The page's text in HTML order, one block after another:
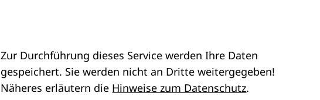
Zur Durchführung dieses Service werden Ihre Daten
gespeichert. Sie werden nicht an Dritte weitergegeben!
Näheres erläutern die Hinweise zum Datenschutz.